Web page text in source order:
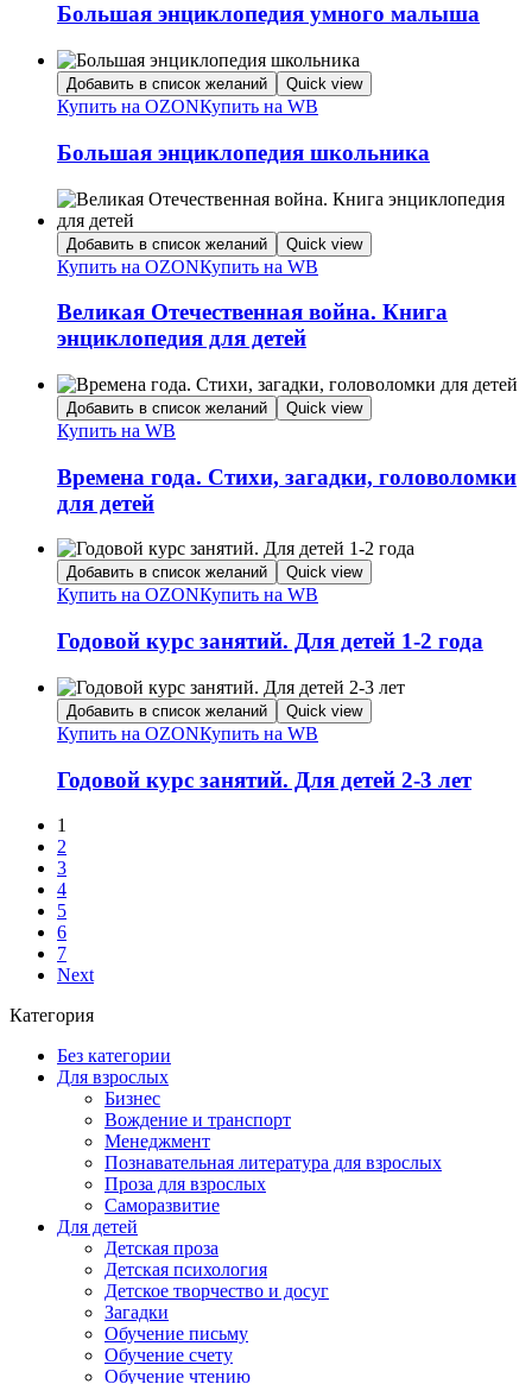
Большая энциклопедия умного малыша
Добавить в список желаний Quick view
Купить на OZONКупить на WB
Большая энциклопедия школьника
Добавить в список желаний Quick view
Купить на OZONКупить на WB
Великая Отечественная война. Книга
энциклопедия для детей
Добавить в список желаний Quick view
Купить на WB
Времена года. Стихи, загадки, головоломки
для детей
Добавить в список желаний Quick view
Купить на OZONКупить на WB
Годовой курс занятий. Для детей 1-2 года
Добавить в список желаний Quick view
Купить на OZONКупить на WB
Годовой курс занятий. Для детей 2-3 лет
1
2
3
4
5
6
7
Next
Категория
Без категории
Для взрослых
Бизнес
Вождение и транспорт
Менеджмент
Познавательная литература для взрослых
Проза для взрослых
Саморазвитие
Для детей
Детская проза
Детская психология
Детское творчество и досуг
Загадки
Обучение письму
Обучение счету
Обучение чтению